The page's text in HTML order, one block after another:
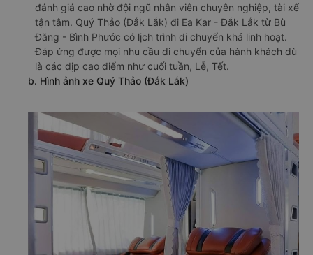
đánh giá cao nhờ đội ngũ nhân viên chuyên nghiệp, tài xế
tận tâm. Quý Thảo (Đắk Lắk) đi Ea Kar - Đắk Lắk từ Bù
Đăng - Bình Phước có lịch trình di chuyển khá linh hoạt.
Đáp ứng được mọi nhu cầu di chuyển của hành khách dù
là các dịp cao điểm như cuối tuần, Lễ, Tết.
b. Hình ảnh xe Quý Thảo (Đắk Lắk)